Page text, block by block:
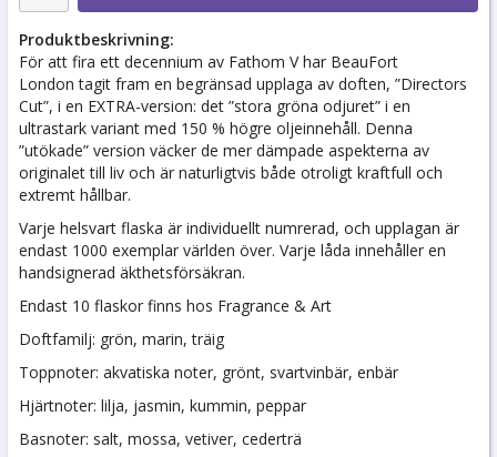
Produktbeskrivning:
För att fira ett decennium av Fathom V har BeauFort
London tagit fram en begränsad upplaga av doften, ”Directors
Cut”, i en EXTRA-version: det ”stora gröna odjuret” i en
ultrastark variant med 150 % högre oljeinnehåll. Denna
”utökade” version väcker de mer dämpade aspekterna av
originalet till liv och är naturligtvis både otroligt kraftfull och
extremt hållbar.
Varje helsvart flaska är individuellt numrerad, och upplagan är
endast 1000 exemplar världen över. Varje låda innehåller en
handsignerad äkthetsförsäkran.
Endast 10 flaskor finns hos Fragrance & Art
Doftfamilj: grön, marin, träig
Toppnoter: akvatiska noter, grönt, svartvinbär, enbär
Hjärtnoter: lilja, jasmin, kummin, peppar
Basnoter: salt, mossa, vetiver, cederträ